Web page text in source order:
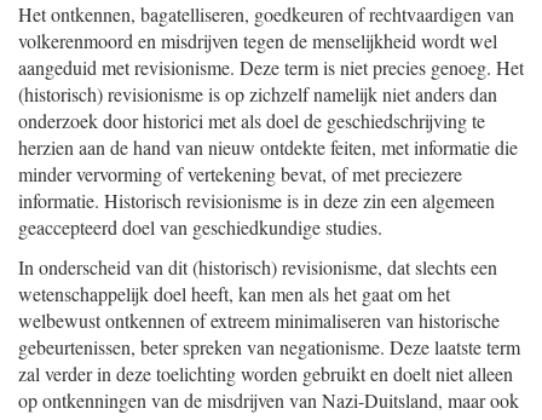
Het ontkennen, bagatelliseren, goedkeuren of rechtvaardigen van
volkerenmoord en misdrijven tegen de menselijkheid wordt wel
aangeduid met revisionisme. Deze term is niet precies genoeg. Het
(historisch) revisionisme is op zichzelf namelijk niet anders dan
onderzoek door historici met als doel de geschiedschrijving te
herzien aan de hand van nieuw ontdekte feiten, met informatie die
minder vervorming of vertekening bevat, of met preciezere
informatie. Historisch revisionisme is in deze zin een algemeen
geaccepteerd doel van geschiedkundige studies.
In onderscheid van dit (historisch) revisionisme, dat slechts een
wetenschappelijk doel heeft, kan men als het gaat om het
welbewust ontkennen of extreem minimaliseren van historische
gebeurtenissen, beter spreken van negationisme. Deze laatste term
zal verder in deze toelichting worden gebruikt en doelt niet alleen
op ontkenningen van de misdrijven van Nazi-Duitsland, maar ook